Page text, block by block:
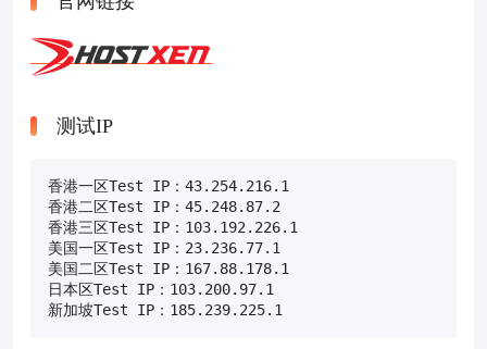
测试IP
香港一区Test IP：43.254.216.1
香港二区Test IP：45.248.87.2
香港三区Test IP：103.192.226.1
美国一区Test IP：23.236.77.1
美国二区Test IP：167.88.178.1
日本区Test IP：103.200.97.1
新加坡Test IP：185.239.225.1